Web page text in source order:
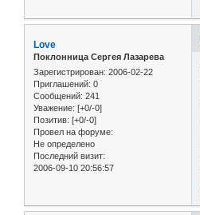
Love
Поклонница Сергея Лазарева
Зарегистрирован: 2006-02-22
Приглашений: 0
Сообщений: 241
Уважение: [+0/-0]
Позитив: [+0/-0]
Провел на форуме:
Не определено
Последний визит:
2006-09-10 20:56:57